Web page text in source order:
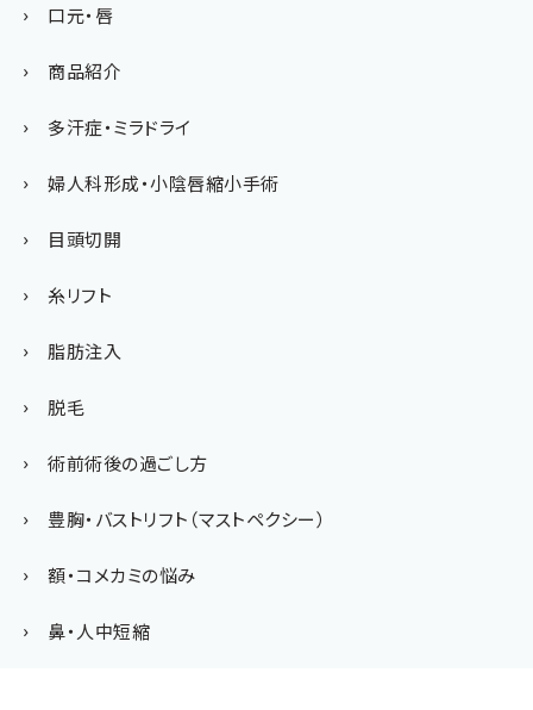
口元・唇
商品紹介
多汗症・ミラドライ
婦人科形成・小陰唇縮小手術
目頭切開
糸リフト
脂肪注入
脱毛
術前術後の過ごし方
豊胸・バストリフト（マストペクシー）
額・コメカミの悩み
鼻・人中短縮